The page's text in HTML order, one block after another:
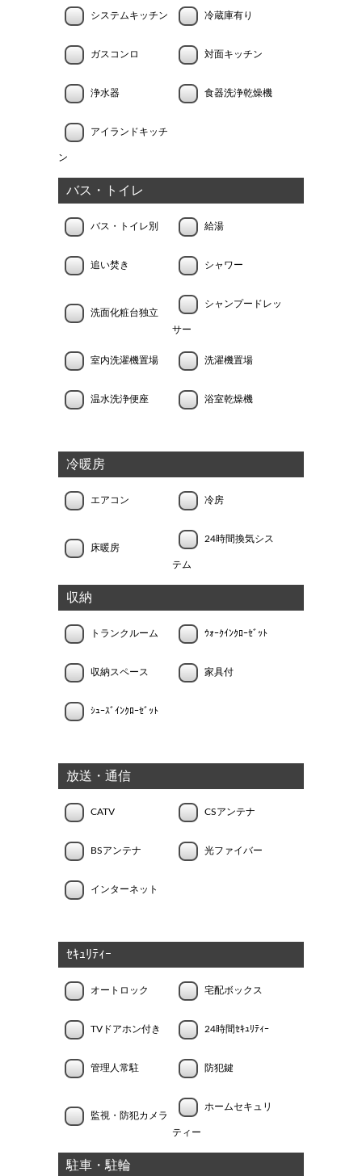
システムキッチン 冷蔵庫有り
ガスコンロ 対面キッチン
浄水器 食器洗浄乾燥機
アイランドキッチ
ン
バス・トイレ
バス・トイレ別 給湯
追い焚き シャワー
洗面化粧台独立
シャンプードレッ
サー
室内洗濯機置場 洗濯機置場
温水洗浄便座 浴室乾燥機
冷暖房
エアコン 冷房
床暖房
24時間換気シス
テム
収納
トランクルーム ｳｫｰｸｲﾝｸﾛｰｾﾞｯﾄ
収納スペース 家具付
ｼｭｰｽﾞｲﾝｸﾛｰｾﾞｯﾄ
放送・通信
CATV CSアンテナ
BSアンテナ 光ファイバー
インターネット
ｾｷｭﾘﾃｨｰ
オートロック 宅配ボックス
TVドアホン付き 24時間ｾｷｭﾘﾃｨｰ
管理人常駐 防犯鍵
監視・防犯カメラ
ホームセキュリ
ティー
駐車・駐輪